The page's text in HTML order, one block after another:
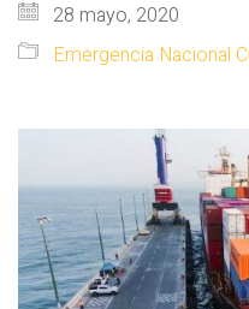
28 mayo, 2020
Emergencia Nacional